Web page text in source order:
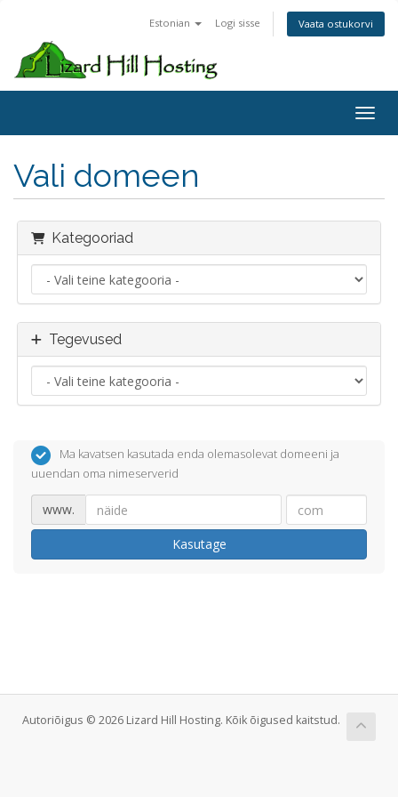
Estonian Logi sisse Vaata ostukorvi
Vali domeen
Kategooriad
Tegevused
Ma kavatsen kasutada enda olemasolevat domeeni ja
uuendan oma nimeserverid
www.
Kasutage
Autoriõigus © 2026 Lizard Hill Hosting. Kõik õigused kaitstud.